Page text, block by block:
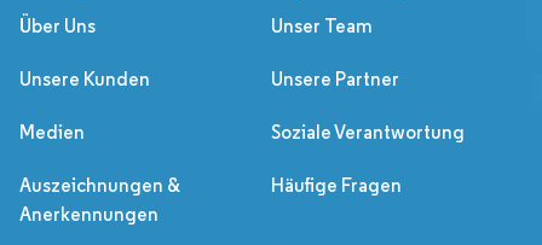
Über Uns
Unser Team
Unsere Kunden Unsere Partner
Medien Soziale Verantwortung
Auszeichnungen &
Anerkennungen
Häufige Fragen